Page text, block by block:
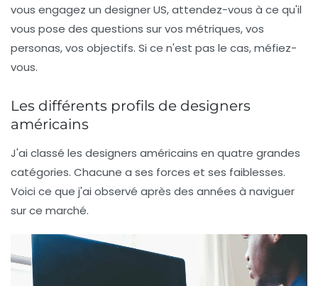
vous engagez un designer US, attendez-vous à ce qu'il
vous pose des questions sur vos métriques, vos
personas, vos objectifs. Si ce n'est pas le cas, méfiez-
vous.
Les différents profils de designers
américains
J'ai classé les designers américains en quatre grandes
catégories. Chacune a ses forces et ses faiblesses.
Voici ce que j'ai observé après des années à naviguer
sur ce marché.